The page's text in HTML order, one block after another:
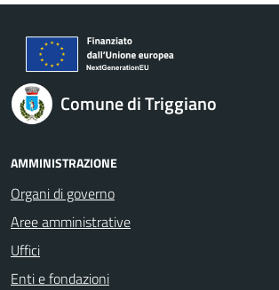
Comune di Triggiano
AMMINISTRAZIONE
Organi di governo
Aree amministrative
Uffici
Enti e fondazioni